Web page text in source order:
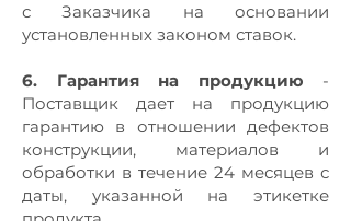
с Заказчика на основании
установленных законом ставок.
6. Гарантия на продукцию -
Поставщик дает на продукцию
гарантию в отношении дефектов
конструкции, материалов и
обработки в течение 24 месяцев с
даты, указанной на этикетке